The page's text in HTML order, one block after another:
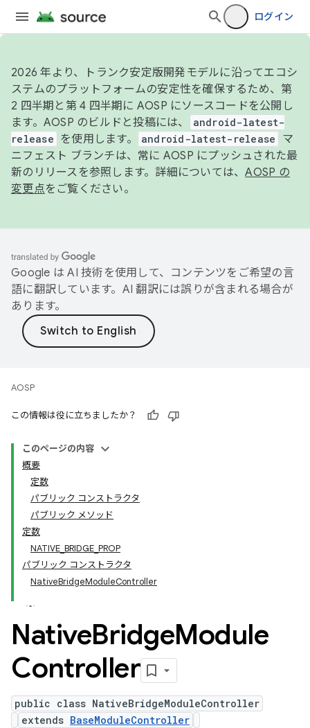
ログイン
2026 年より、トランク安定版開発モデルに沿ってエコシ
ステムのプラットフォームの安定性を確保するため、第
2 四半期と第 4 四半期に AOSP にソースコードを公開し
ます。AOSP のビルドと投稿には、
android-latest-
release
を使用します。 android-latest-release
マ
ニフェスト ブランチは、常に AOSP にプッシュされた最
新のリリースを参照します。詳細については、AOSP の
変更点をご覧ください。
Google は AI 技術を使用して、コンテンツをご希望の言
語に翻訳しています。AI 翻訳には誤りが含まれる場合が
あります。
AOSP
この情報は役に立ちましたか？
このページの内容
概要
定数
パブリック コンストラクタ
パブリック メソッド
定数
NATIVE_BRIDGE_PROP
パブリック コンストラクタ
NativeBridgeModuleController
NativeBridgeModule
Controller
public class NativeBridgeModuleController
extends BaseModuleController